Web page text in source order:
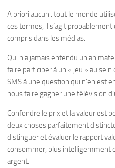
A priori aucun : tout le monde
ces termes, il s’agit
compris dans les médias.
Qui n’a jamais entendu un
faire participer à un « jeu » au
SMS à une question qui n’en est
nous faire gagner une télévision
Confondre le prix et la valeur est
deux choses parfaitement
distinguer et évaluer le rapport
consommer, plus intelligemment
argent.